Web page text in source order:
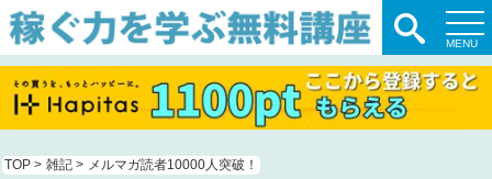
TOP > 雑記 > メルマガ読者10000人突破！